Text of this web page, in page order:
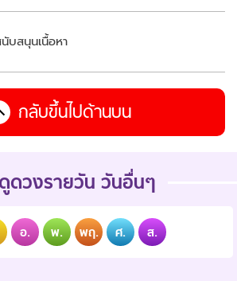
บสนุนเนื้อหา
กลับขึ้นไปด้านบน
ดูดวงรายวัน วันอื่นๆ
อ. พ. พฤ. ศ. ส.